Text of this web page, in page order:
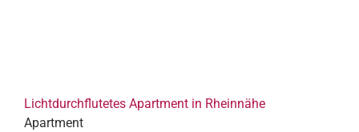
Lichtdurchflutetes Apartment in Rheinnähe
Apartment